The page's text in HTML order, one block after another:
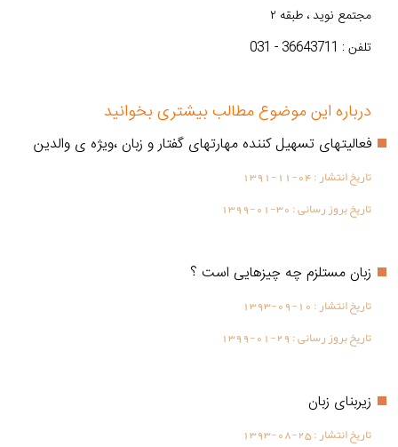
مجتمع نوید ، طبقه ۲
تلفن : 36643711 - 031
درباره این موضوع مطالب بیشتری بخوانید
فعالیتهای تسهیل کننده مهارتهای گفتار و زبان ،ویژه ی والدین
تاریخ انتشار :1391-11-04
تاریخ بروز رسانی :1399-01-30
زبان مستلزم چه چیزهایی است ؟
تاریخ انتشار :1393-09-10
تاریخ بروز رسانی :1399-01-29
زیربنای زبان
تاریخ انتشار :1393-08-25